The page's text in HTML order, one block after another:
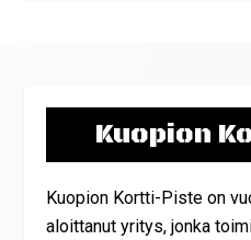
Kuopion
Kuopion Kortti-Piste on
aloittanut yritys, jonka